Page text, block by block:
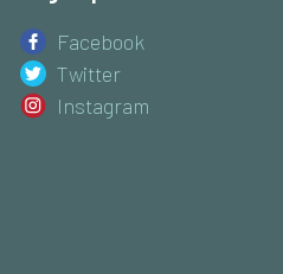
Facebook
Twitter
Instagram